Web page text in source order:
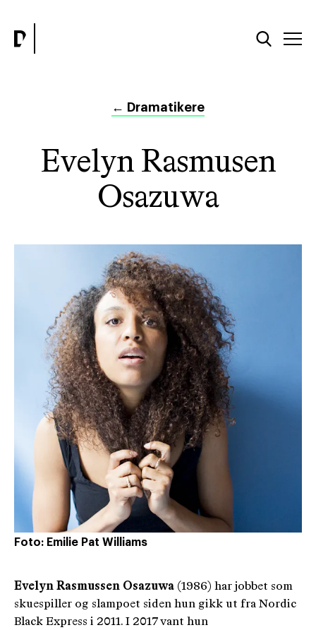
← Dramatikere
Evelyn Rasmusen
Osazuwa
Foto: Emilie Pat Williams
Evelyn Rasmussen Osazuwa (1986) har jobbet som
skuespiller og slampoet siden hun gikk ut fra Nordic
Black Express i 2011. I 2017 vant hun